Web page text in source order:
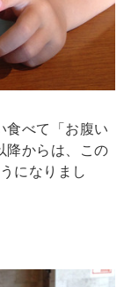
食べて「お腹い
降からは、この
になりまし